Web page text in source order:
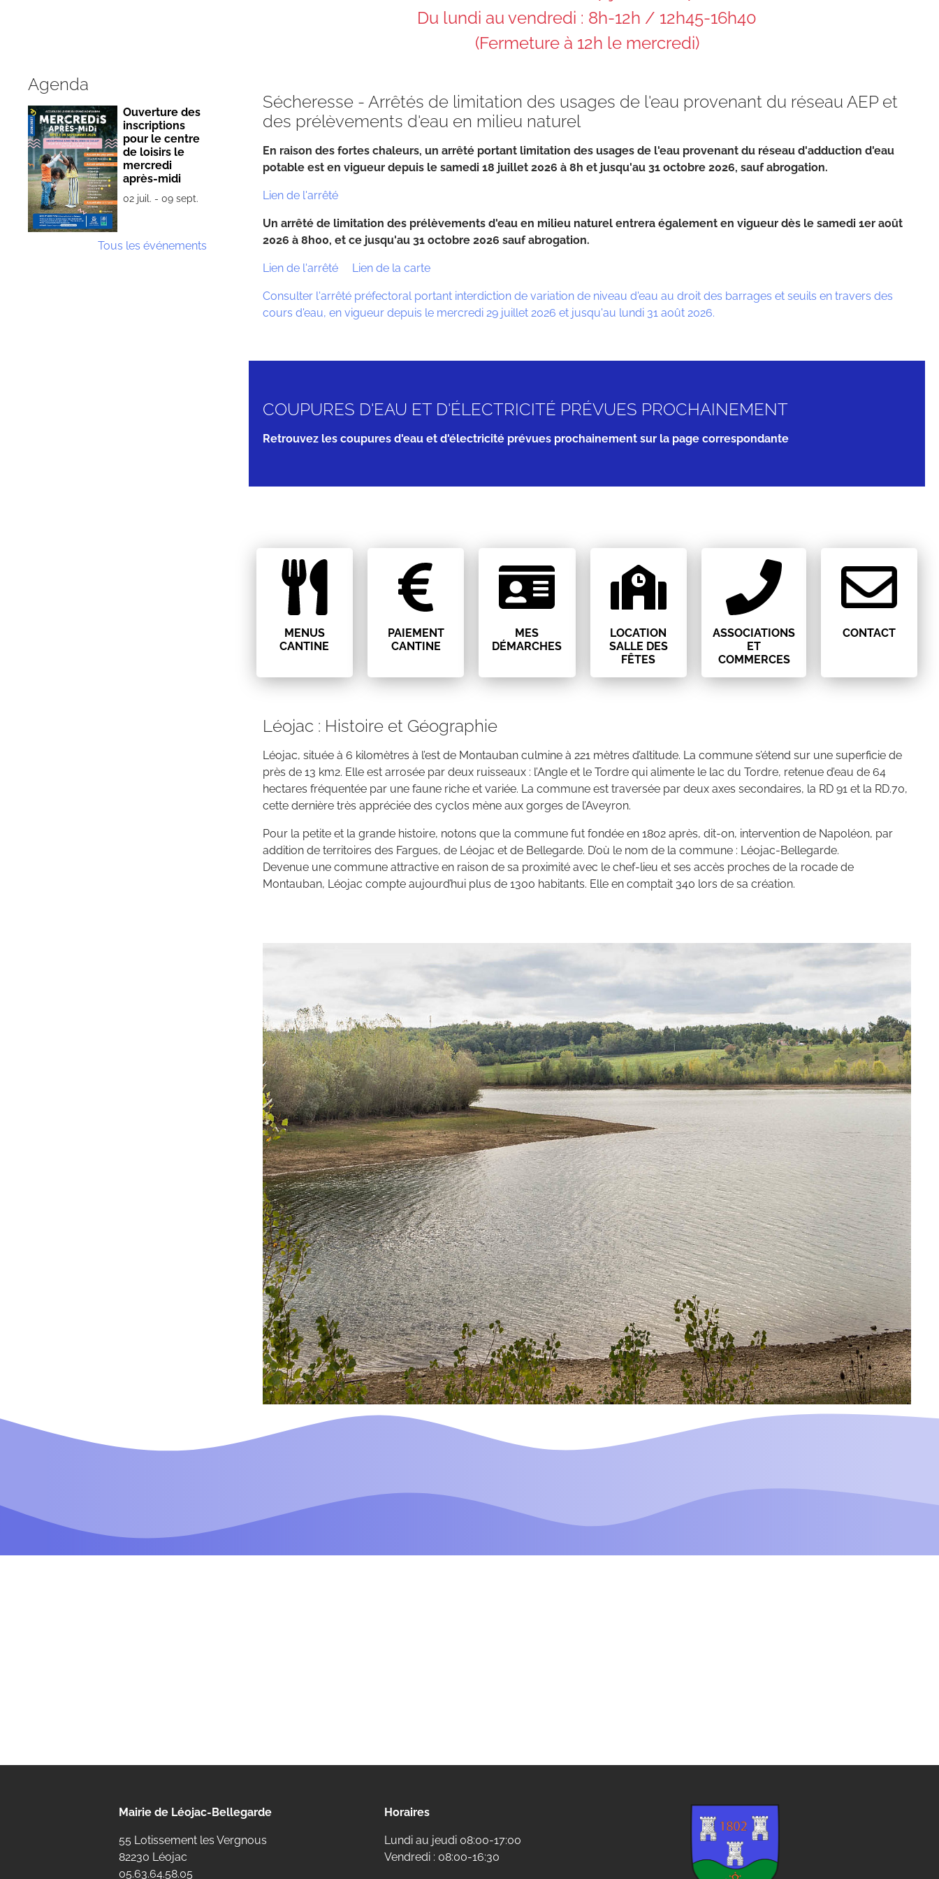
Du lundi au vendredi : 8h-12h / 12h45-16h40
(Fermeture à 12h le mercredi)
Sécheresse - Arrêtés de limitation des usages de l'eau provenant du réseau AEP et
des prélèvements d'eau en milieu naturel
En raison des fortes chaleurs, un arrêté portant limitation des usages de l'eau provenant du réseau d'adduction d'eau
potable est en vigueur depuis le samedi 18 juillet 2026 à 8h et jusqu'au 31 octobre 2026, sauf abrogation.
Lien de l'arrêté
Un arrêté de limitation des prélèvements d'eau en milieu naturel entrera également en vigueur dès le samedi 1er août
2026 à 8h00, et ce jusqu'au 31 octobre 2026 sauf abrogation.
Lien de l'arrêté Lien de la carte
Consulter l'arrêté préfectoral portant interdiction de variation de niveau d'eau au droit des barrages et seuils en travers des
cours d'eau, en vigueur depuis le mercredi 29 juillet 2026 et jusqu'au lundi 31 août 2026.
COUPURES D'EAU ET D'ÉLECTRICITÉ PRÉVUES PROCHAINEMENT
Retrouvez les coupures d'eau et d'électricité prévues prochainement sur la page correspondante
MENUS
CANTINE
PAIEMENT
CANTINE
MES
DÉMARCHES
LOCATION
SALLE DES
FÊTES
ASSOCIATIONS
ET
COMMERCES
CONTACT
Léojac : Histoire et Géographie
Léojac, située à 6 kilomètres à l’est de Montauban culmine à 221 mètres d’altitude. La commune s’étend sur une superficie de
près de 13 km2. Elle est arrosée par deux ruisseaux : l’Angle et le Tordre qui alimente le lac du Tordre, retenue d’eau de 64
hectares fréquentée par une faune riche et variée. La commune est traversée par deux axes secondaires, la RD 91 et la RD.70,
cette dernière très appréciée des cyclos mène aux gorges de l’Aveyron.
Pour la petite et la grande histoire, notons que la commune fut fondée en 1802 après, dit-on, intervention de Napoléon, par
addition de territoires des Fargues, de Léojac et de Bellegarde. D’où le nom de la commune : Léojac-Bellegarde.
Devenue une commune attractive en raison de sa proximité avec le chef-lieu et ses accès proches de la rocade de
Montauban, Léojac compte aujourd’hui plus de 1300 habitants. Elle en comptait 340 lors de sa création.
Agenda
Ouverture des
inscriptions
pour le centre
de loisirs le
mercredi
après-midi
02 juil. - 09 sept.
Tous les événements
Mairie de Léojac-Bellegarde
55 Lotissement les Vergnous
82230 Léojac
05.63.64.58.05
Horaires
Lundi au jeudi 08:00-17:00
Vendredi : 08:00-16:30